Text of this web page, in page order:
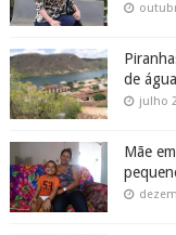
de
julho
Mãe